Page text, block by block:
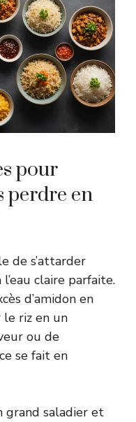
pour
perdre en
de s’attarder
claire parfaite.
d’amidon en
le riz en un
ou de
se fait en
grand saladier et